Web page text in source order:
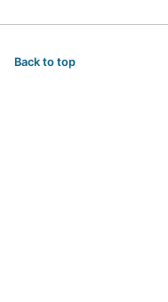
Back to top